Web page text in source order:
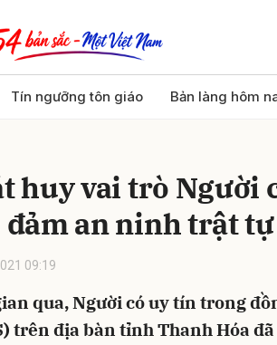
Tín ngưỡng tôn giáo Bản làng hôm
huy vai trò Người
đảm an ninh trật tự
09:19
qua, Người có uy tín trong
trên địa bàn tỉnh Thanh Hóa
Gửi bình luận